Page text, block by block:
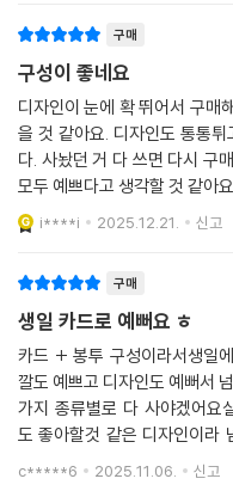
구매
구성이 좋네요
디자인이 눈에 확 뛰어서 구매
을 것 같아요. 디자인도 통통
다. 사놨던 거 다 쓰면 다시 구
모두 예쁘다고 생각할 것 같아
i****i 2025.12.21. 신고
구매
생일 카드로 예뻐요 ㅎ
카드 + 봉투 구성이라서생일
깔도 예쁘고 디자인도 예뻐서
가지 종류별로 다 사야겠어요
도 좋아할것 같은 디자인이라
세요 감사합니다 좋아요
c*****6 2025.11.06. 신고